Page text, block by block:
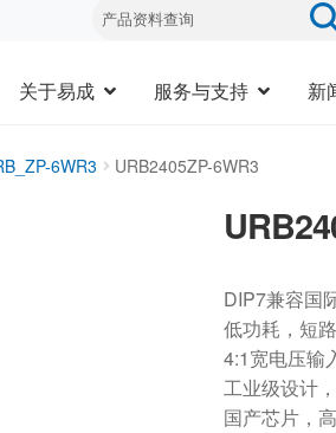
关于易成 服务与支持 新
6WR3 URB2405ZP-6WR3
DIP7兼容国
低功耗，短
4:1宽电压输
工业级设计
国产芯片，